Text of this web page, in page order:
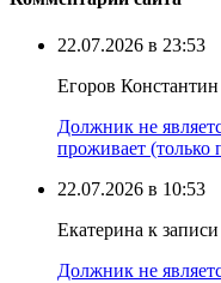
22.07.2026 в 23:53
Егоров
Должник не
проживает (только
22.07.2026 в 10:53
Екатерина к записи
Должник не